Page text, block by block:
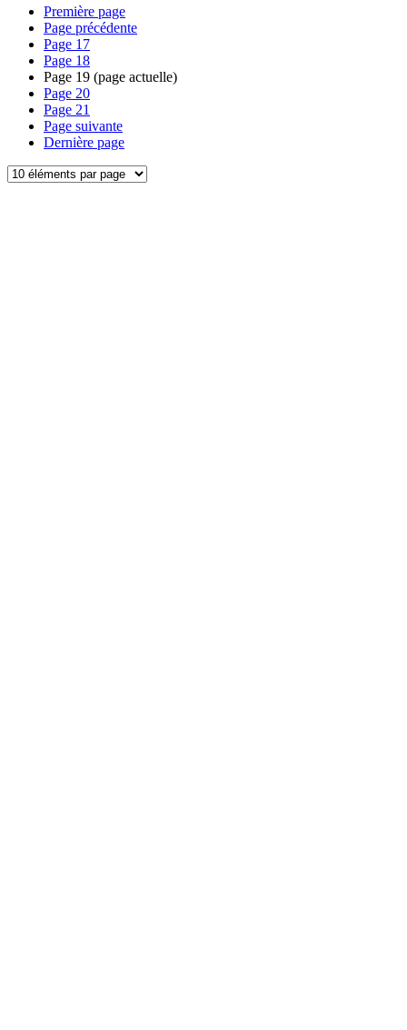
Première page
Page précédente
Page 17
Page 18
Page 19 (page actuelle)
Page 20
Page 21
Page suivante
Dernière page